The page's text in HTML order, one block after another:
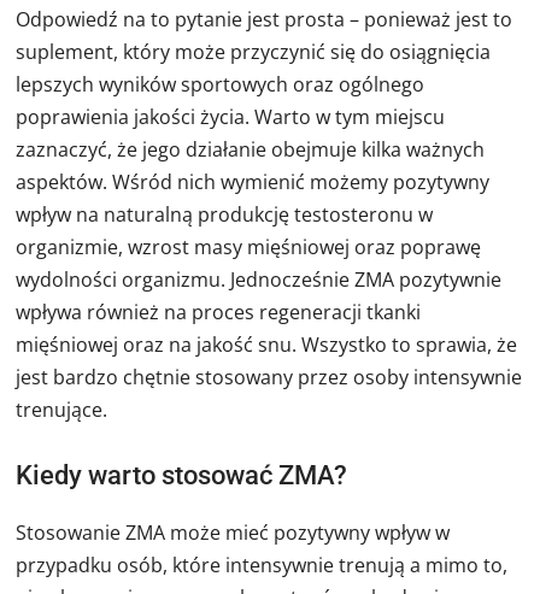
Odpowiedź na to pytanie jest prosta – ponieważ jest to
suplement, który może przyczynić się do osiągnięcia
lepszych wyników sportowych oraz ogólnego
poprawienia jakości życia. Warto w tym miejscu
zaznaczyć, że jego działanie obejmuje kilka ważnych
aspektów. Wśród nich wymienić możemy pozytywny
wpływ na naturalną produkcję testosteronu w
organizmie, wzrost masy mięśniowej oraz poprawę
wydolności organizmu. Jednocześnie ZMA pozytywnie
wpływa również na proces regeneracji tkanki
mięśniowej oraz na jakość snu. Wszystko to sprawia, że
jest bardzo chętnie stosowany przez osoby intensywnie
trenujące.
Kiedy warto stosować ZMA?
Stosowanie ZMA może mieć pozytywny wpływ w
przypadku osób, które intensywnie trenują a mimo to,